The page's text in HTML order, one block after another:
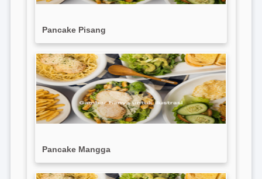
Pancake Pisang
Pancake Mangga